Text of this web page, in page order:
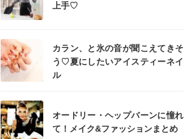
上手♡
カラン、と氷の音が聞こえてきそ
う♡夏にしたいアイスティーネイ
ル
オードリー・ヘップバーンに憧れ
て！メイク&ファッションまとめ